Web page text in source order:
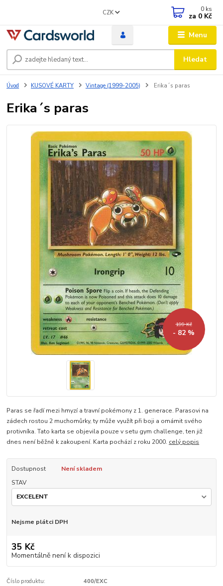
Menu
CZK
Hledat
0 ks
za 0 Kč
Úvod KUSOVÉ KARTY Vintage (1999-2005) Erika´s paras
Erika´s paras
199 Kč
- 82 %
Paras se řadí mezi hmyzí a travní pokémony z 1. generace. Parasovi na
zádech rostou 2 muchomůrky, ty může využít při boji a omámit svého
protivníka. Tato karta se objevila pouze v setu gym challenge, ten již
dnes není běžně k zakoupení. Karta pochází z roku 2000. celý popis
Dostupnost
Není skladem
STAV
Nejsme plátci DPH
35 Kč
Momentálně není k dispozici
Číslo produktu: 400/EXC